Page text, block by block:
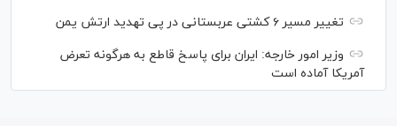
تغییر مسیر ۶ کشتی عربستانی در پی تهدید ارتش یمن
وزیر امور خارجه: ایران برای پاسخ قاطع به هرگونه تعرض
آمریکا آماده است